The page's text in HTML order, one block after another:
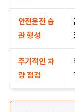
안전운전 습
관 형성
주기적인 차
량 점검